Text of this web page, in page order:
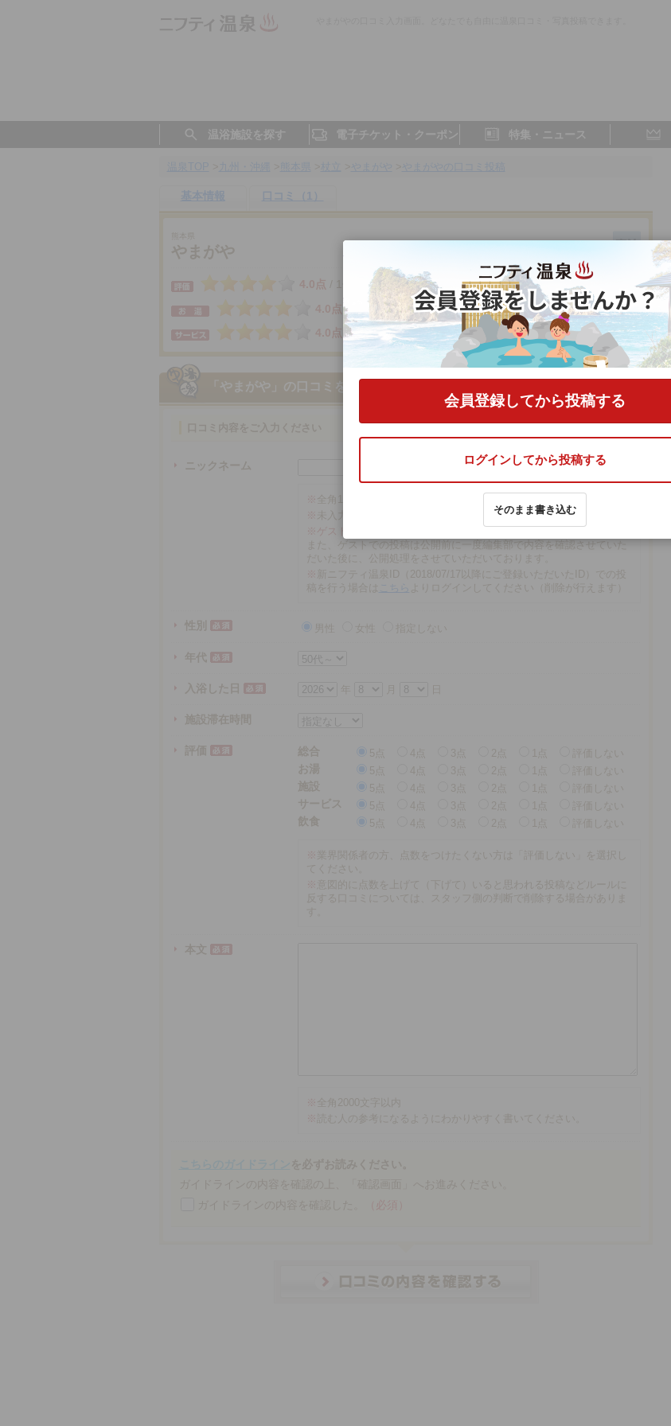
温浴施設を探す 電子チケット・クーポン 特集・ニュース
基本情報 口コミ（1）
やまがや
4.0点 / 熊本県／杖立
4.0点
4.0点
4.0点
4.0点
「やまがや」 の口コミをする
ニックネーム
※ 全角16文字以内
※
※ゲストでの投稿は、再編集や削除ができませんので注意ください。
また、ゲストでの投稿は公開前に一度編集部で内容を確認させていた
だいた後に、公開処理をさせていただいております。
※ 新ニフティ温泉ID（2018/07/17以降にご登録いただいたID）での投
稿を行う場合は
こちら よりログインしてください（削除が行えます）
性別 男性 女性 指定しない
年代
入浴した日 年
施設滞在時間
評価 総合 5点 3点 2点 1点
評価しない
お湯
5点 3点 2点 1点
評価しない
施設
5点 3点 2点 1点
評価しない
サービス
5点 3点 2点 1点
評価しない
飲食
5点 3点 2点 1点 評価しない
※ 業界関係者の方、点数をつけたくない方は「評価しない」を選択し
てください。
※ 意図的に点数を上げて（下げて）いると思われる投稿などルールに
反する口コミについては、スタッフ側の判断で削除する場合がありま
本文
※ 全角2000文字以内
※ 読む人の参考になるようにわかりやすく書いてください。
（必須）
会員登録してから投稿する
ログインしてから投稿する
そのまま書き込む